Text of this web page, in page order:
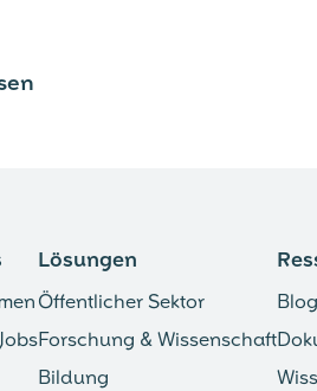
Lösungen
Öffentlicher Sektor
Forschung & Wissenschaft
Bildung